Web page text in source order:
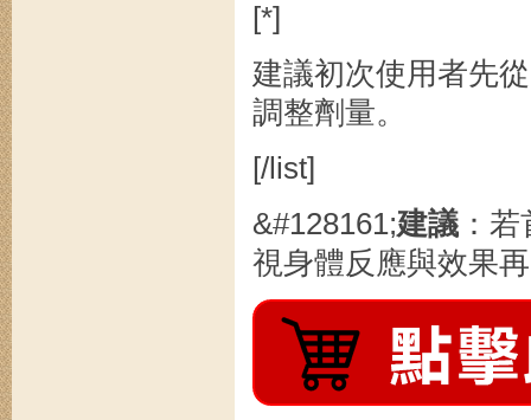
[*]
建議初次使用者先
調整劑量。
[/list]
&#128161;建議 ：
視身體反應與效果